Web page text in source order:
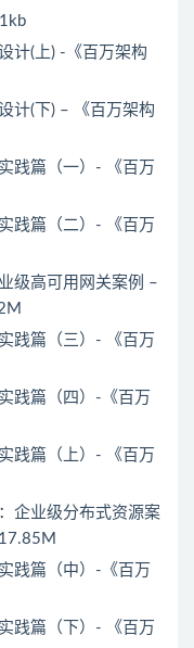
计(上) -《百万架构
计(下) – 《百万架构
践篇（一）- 《百万
践篇（二）- 《百万
级高可用网关案例 –
践篇（三）- 《百万
践篇（四）-《百万
践篇（上）- 《百万
企业级分布式资源案
践篇（中）-《百万
践篇（下）- 《百万